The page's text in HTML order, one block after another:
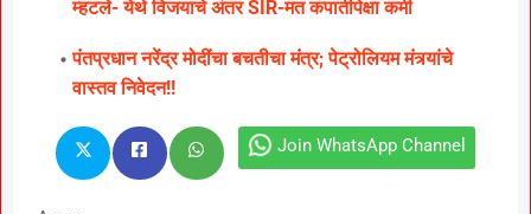
म्हटले- येथे विजयाचे अंतर SIR-मत कपातीपेक्षा कमी
पंतप्रधान नरेंद्र मोदींचा बचतीचा मंत्र; पेट्रोलियम मंत्र्यांचे
वास्तव निवेदन!!
Join WhatsApp Channel